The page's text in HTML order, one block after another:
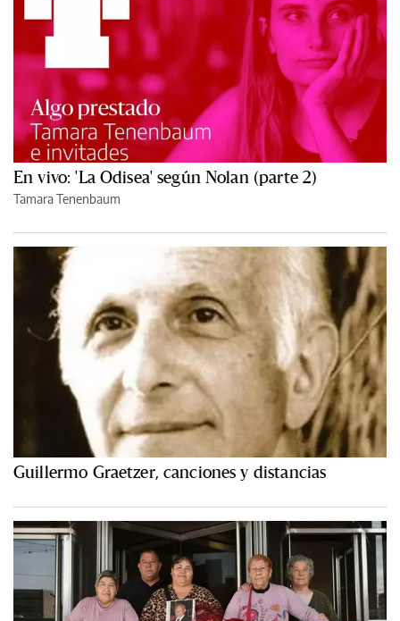
En vivo: 'La Odisea' según Nolan (parte 2)
Tamara Tenenbaum
Guillermo Graetzer, canciones y distancias